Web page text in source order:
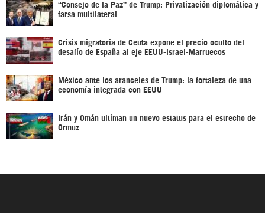
“Consejo de la Paz” de Trump: Privatización diplomática y
farsa multilateral
Crisis migratoria de Ceuta expone el precio oculto del
desafío de España al eje EEUU-Israel-Marruecos
México ante los aranceles de Trump: la fortaleza de una
economía integrada con EEUU
Irán y Omán ultiman un nuevo estatus para el estrecho de
Ormuz